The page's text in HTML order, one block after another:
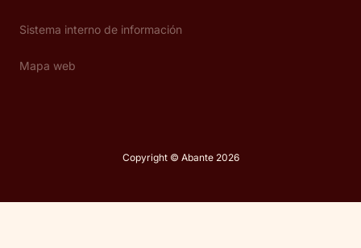
Sistema interno de información
Mapa web
Copyright © Abante 2026